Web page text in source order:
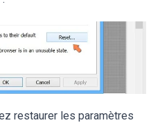
restaurer les paramètres